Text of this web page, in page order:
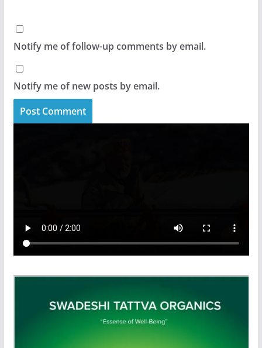
Notify me of follow-up comments by email.
Notify me of new posts by email.